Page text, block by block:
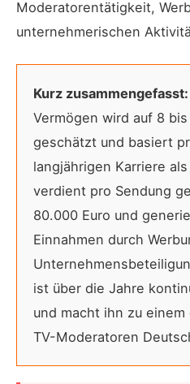
Moderatorentätigkeit,
unternehmerischen
Kurz zusammengefasst:
Vermögen wird auf 8
geschätzt und basiert
langjährigen Karriere
verdient pro Sendung
80.000 Euro und
Einnahmen durch
ist über die Jahre
und macht ihn zu
TV-Moderatoren